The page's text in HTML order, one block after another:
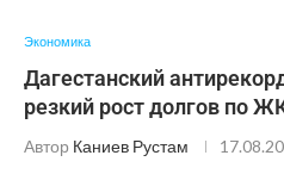
Экономика
Дагестанский
резкий рост долгов по
Автор Каниев Рустам